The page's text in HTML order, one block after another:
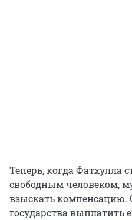
Теперь, когда Фатхулла
свободным человеком,
взыскать компенсацию.
государства выплатить